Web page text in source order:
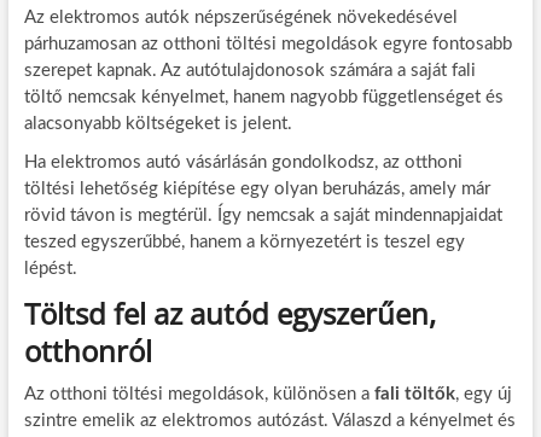
Az elektromos autók népszerűségének növekedésével
párhuzamosan az otthoni töltési megoldások egyre fontosabb
szerepet kapnak. Az autótulajdonosok számára a saját fali
töltő nemcsak kényelmet, hanem nagyobb függetlenséget és
alacsonyabb költségeket is jelent.
Ha elektromos autó vásárlásán gondolkodsz, az otthoni
töltési lehetőség kiépítése egy olyan beruházás, amely már
rövid távon is megtérül. Így nemcsak a saját mindennapjaidat
teszed egyszerűbbé, hanem a környezetért is teszel egy
lépést.
Töltsd fel az autód egyszerűen,
otthonról
Az otthoni töltési megoldások, különösen a fali töltők, egy új
szintre emelik az elektromos autózást. Válaszd a kényelmet és